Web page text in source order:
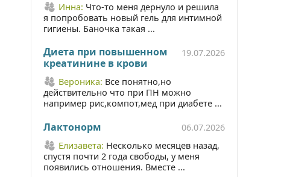
Инна: Что-то меня дернуло и решила
я попробовать новый гель для интимной
гигиены. Баночка такая ...
Диета при повышенном
креатинине в крови
19.07.2026
Вероника: Все понятно,но
действительно что при ПН можно
например рис,компот,мед при диабете ...
Лактонорм
06.07.2026
Елизавета: Несколько месяцев назад,
спустя почти 2 года свободы, у меня
появились отношения. Вместе ...